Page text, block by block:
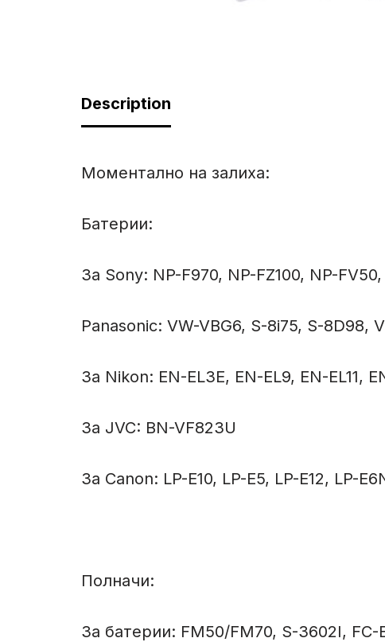
Description
Моментално на залиха:
Батерии:
За Sony: NP-F970, NP-FZ100, NP-
Panasonic: VW-VBG6, S-8i75, S-8D98,
За Nikon: EN-EL3E, EN-EL9, EN-EL11,
За JVC: BN-VF823U
За Canon: LP-E10, LP-E5, LP-E12, LP-
Полначи:
За батерии: FM50/FM70, S-3602I, FC-